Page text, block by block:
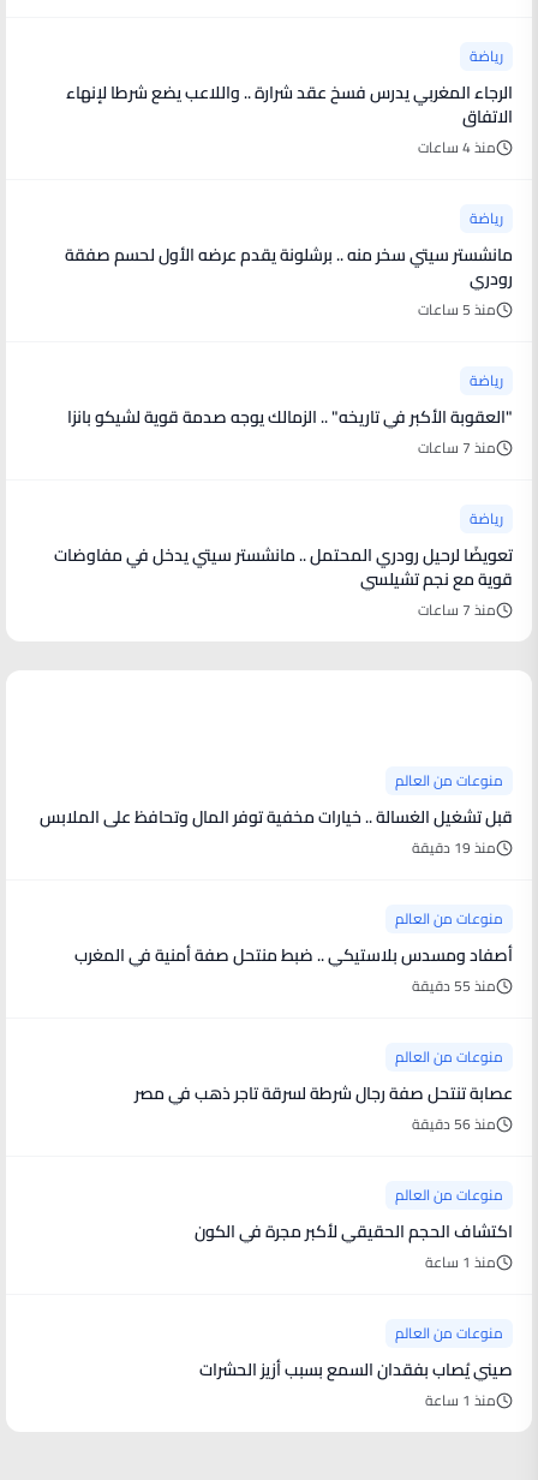
رياضة
الرجاء المغربي يدرس فسخ عقد شرارة .. واللاعب يضع شرطا لإنهاء
الاتفاق
منذ 4 ساعات
رياضة
مانشستر سيتي سخر منه .. برشلونة يقدم عرضه الأول لحسم صفقة
رودري
منذ 5 ساعات
رياضة
"العقوبة الأكبر في تاريخه" .. الزمالك يوجه صدمة قوية لشيكو بانزا
منذ 7 ساعات
رياضة
تعويضًا لرحيل رودري المحتمل .. مانشستر سيتي يدخل في مفاوضات
قوية مع نجم تشيلسي
منذ 7 ساعات
منوعات من العالم
قبل تشغيل الغسالة .. خيارات مخفية توفر المال وتحافظ على الملابس
منذ 19 دقيقة
منوعات من العالم
أصفاد ومسدس بلاستيكي .. ضبط منتحل صفة أمنية في المغرب
منذ 55 دقيقة
منوعات من العالم
عصابة تنتحل صفة رجال شرطة لسرقة تاجر ذهب في مصر
منذ 56 دقيقة
منوعات من العالم
اكتشاف الحجم الحقيقي لأكبر مجرة في الكون
منذ 1 ساعة
منوعات من العالم
صيني يُصاب بفقدان السمع بسبب أزيز الحشرات
منذ 1 ساعة